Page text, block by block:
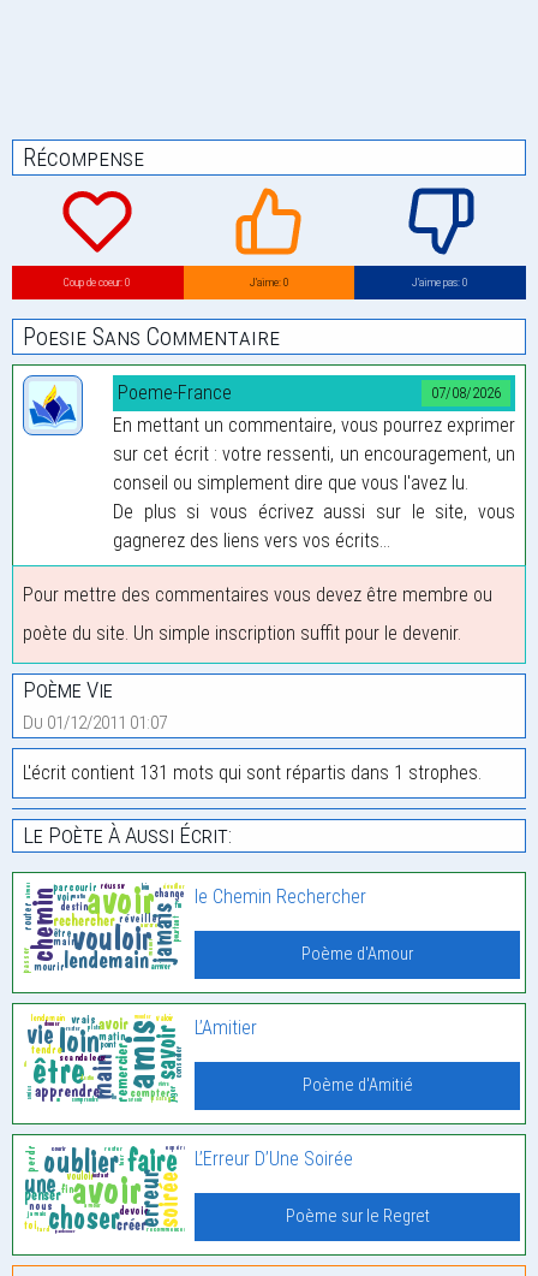
Récompense
Coup de coeur: 0 J’aime: 0 J’aime pas: 0
Poesie Sans Commentaire
07/08/2026
Poeme-France
En mettant un commentaire, vous pourrez exprimer
sur cet écrit : votre ressenti, un encouragement, un
conseil ou simplement dire que vous l'avez lu.
De plus si vous écrivez aussi sur le site, vous
gagnerez des liens vers vos écrits...
Pour mettre des commentaires vous devez être membre ou
poète du site. Un simple inscription suffit pour le devenir.
Poème Vie
Du 01/12/2011 01:07
L'écrit contient 131 mots qui sont répartis dans 1 strophes.
Le Poète À Aussi Écrit:
le Chemin Rechercher
Poème d'Amour
L’Amitier
Poème d'Amitié
L’Erreur D’Une Soirée
Poème sur le Regret